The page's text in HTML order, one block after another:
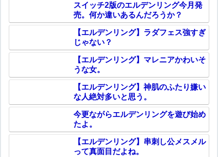
スイッチ2版のエルデンリング今月発
売。何か違いあるんだろうか？
【エルデンリング】ラダフェス強すぎ
じゃない？
【エルデンリング】マレニアかわいそ
うな女。
【エルデンリング】神肌のふたり嫌い
な人絶対多いと思う。
今更ながらエルデンリングを遊び始め
たよ。
【エルデンリング】串刺し公メスメル
って真面目だよね。